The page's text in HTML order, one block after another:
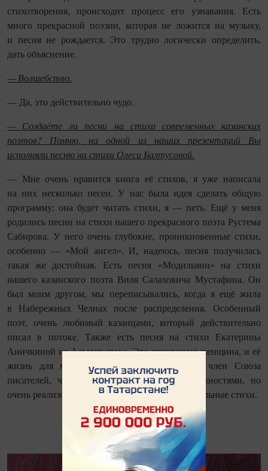
стихо­творения, происходит процесс его узнавания. Есть
много прекрасной поэзии, которая не ложится на музыку,
и песня не рождается. Это трудно логически определить,
дать объяснение.
— Волшебство.
— Да, это действительно чудо.
— Создаёте ли песни на стихи современных казанских
поэтов? Помню, на одной из наших презентаций Вы
исполняли песню на стихи Олеси Балтусовой.
— Мне очень нравится книга её стихов, я уже написала
на них несколько песен. У нас была идея сделать общую
программу: она будет читать стихи, я — петь. Ещё у меня
родились песни на стихи нашего прекрасного поэта Рустема
Сабирова. У него очень глубокие, проникновенные стихи,
особенно — «Мой ангел». И, надеюсь, песня получилась
такая же достойная. Есть песня «Модильяни» на стихи
нашего казанского поэта Виля Салаховича Мустафина. Он
был моим другом, мы переписывались, когда я ещё жила
в Набережных Челнах после распределения. Особенный
поэт, очень любимый казанцами, который действительно
писал в потоке. Также есть песня на стихи Екатерины
Аничкиной из Альметьевска. Это прекрасная женщина, и её
жизнь для многих служит примером. Она член Союза
писателей, человек с ограниченными возможностями, но
очень реализованная, активная, пишет замечательные стихи.